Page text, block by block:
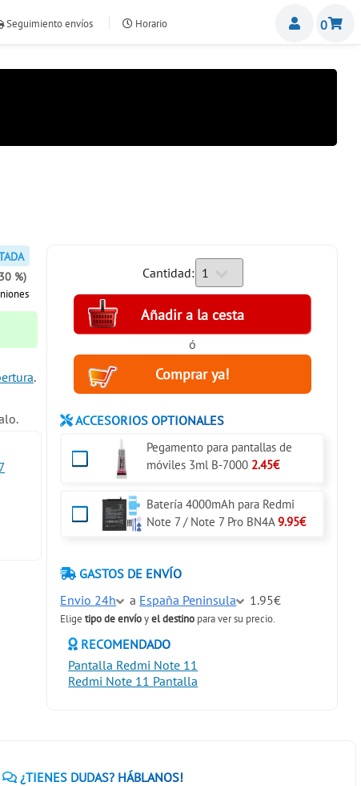
Seguimiento envíos Horario 0
%)
.
Cantidad:
ó
ACCESORIOS OPTIONALES
Pegamento para pantallas de
móviles 3ml B-7000 2.45€
Batería 4000mAh para Redmi
Note 7 / Note 7 Pro BN4A9.95€
GASTOS DE ENVÍO
Envio 24h
a España Peninsula 1.95€
Eligetipo de envíoyel destino para ver su precio.
RECOMENDADO
Pantalla Redmi Note 11
Redmi Note 11 Pantalla
¿TIENES DUDAS? HÁBLANOS!